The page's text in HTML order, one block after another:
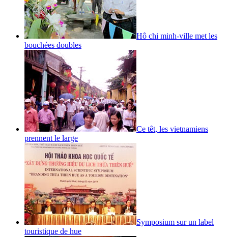
Hô chi minh-ville met les
bouchées doubles
Ce têt, les vietnamiens
prennent le large
Symposium sur un label
touristique de hue